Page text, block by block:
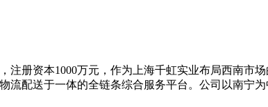
册资本1000万元，作为上海千虹实业布局西南市
流配送于一体的全链条综合服务平台。公司以南宁